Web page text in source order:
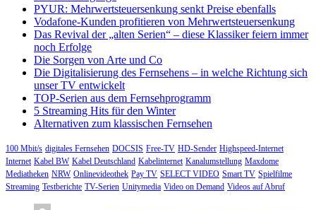
PYUR: Mehrwertsteuersenkung senkt Preise ebenfalls
Vodafone-Kunden profitieren von Mehrwertsteuersenkung
Das Revival der „alten Serien“ – diese Klassiker feiern immer
noch Erfolge
Die Sorgen von Arte und Co
Die Digitalisierung des Fernsehens – in welche Richtung sich
unser TV entwickelt
TOP-Serien aus dem Fernsehprogramm
5 Streaming Hits für den Winter
Alternativen zum klassischen Fernsehen
100 Mbit/s digitales Fernsehen DOCSIS Free-TV HD-Sender Highspeed-Internet
Internet Kabel BW Kabel Deutschland Kabelinternet Kanalumstellung Maxdome
Mediatheken NRW Onlinevideothek Pay TV SELECT VIDEO Smart TV Spielfilme
Streaming Testberichte TV-Serien Unitymedia Video on Demand Videos auf Abruf